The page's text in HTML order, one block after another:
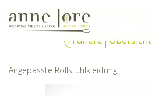
Pflegetextilien
Frühere Übersicht
Angepasste Rollstuhlkleidung.